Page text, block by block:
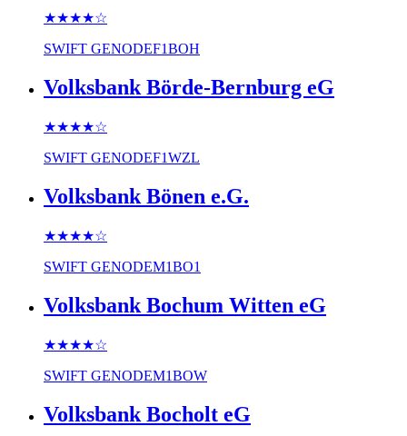
★★★★☆
SWIFT GENODEF1BOH
Volksbank Börde-Bernburg eG
★★★★☆
SWIFT GENODEF1WZL
Volksbank Bönen e.G.
★★★★☆
SWIFT GENODEM1BO1
Volksbank Bochum Witten eG
★★★★☆
SWIFT GENODEM1BOW
Volksbank Bocholt eG